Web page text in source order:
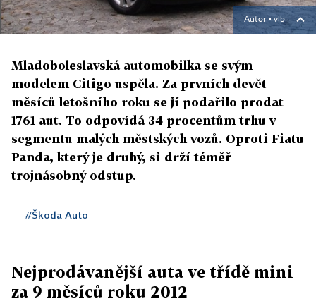
Autor ▪ vlb
Mladoboleslavská automobilka se svým
modelem Citigo uspěla. Za prvních devět
měsíců letošního roku se jí podařilo prodat
1761 aut. To odpovídá 34 procentům trhu v
segmentu malých městských vozů. Oproti Fiatu
Panda, který je druhý, si drží téměř
trojnásobný odstup.
#Škoda Auto
Nejprodávanější auta ve třídě mini
za 9 měsíců roku 2012